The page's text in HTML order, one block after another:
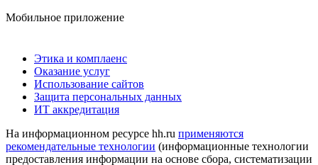
Мобильное приложение
Этика и комплаенс
Оказание услуг
Использование сайтов
Защита персональных данных
ИТ аккредитация
На информационном ресурсе hh.ru применяются
рекомендательные технологии (информационные технологии
предоставления информации на основе сбора, систематизации